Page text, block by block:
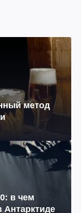
метод
в чем
Антарктиде